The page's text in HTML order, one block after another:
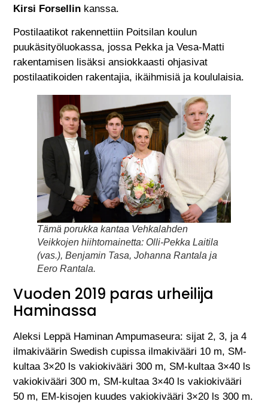
Kirsi Forsellin kanssa.
Postilaatikot rakennettiin Poitsilan koulun
puukäsityöluokassa, jossa Pekka ja Vesa-Matti
rakentamisen lisäksi ansiokkaasti ohjasivat
postilaatikoiden rakentajia, ikäihmisiä ja koululaisia.
Tämä porukka kantaa Vehkalahden
Veikkojen hiihtomainetta: Olli-Pekka Laitila
(vas.), Benjamin Tasa, Johanna Rantala ja
Eero Rantala.
Vuoden 2019 paras urheilija
Haminassa
Aleksi Leppä Haminan Ampumaseura: sijat 2, 3, ja 4
ilmakiväärin Swedish cupissa ilmakivääri 10 m, SM-
kultaa 3×20 ls vakiokivääri 300 m, SM-kultaa 3×40 ls
vakiokivääri 300 m, SM-kultaa 3×40 ls vakiokivääri
50 m, EM-kisojen kuudes vakiokivääri 3×20 ls 300 m.